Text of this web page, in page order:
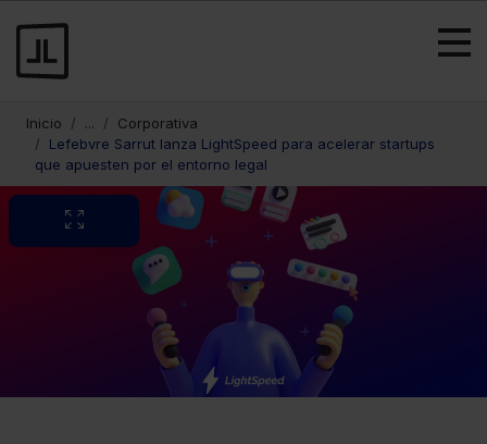
Inicio ...
Corporativa
Lefebvre Sarrut lanza LightSpeed para acelerar startups
que apuesten por el entorno legal